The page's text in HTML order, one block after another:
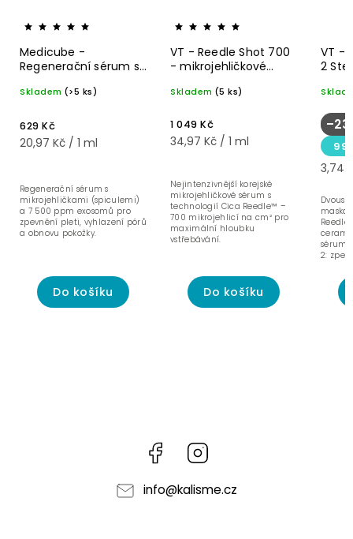
Medicube -
Regenerační sérum s
Day Exosome Shot
30 ml
Skladem (>5 ks)
629 Kč
20,97 Kč / 1 ml
Do košíku
Regenerační sérum s
mikrojehličkami (spiculemi)
a 7 500 ppm exosomů pro
zpevnění pleti, vyhlazení pórů
a obnovu pokožky.
VT - Reedle Shot 700
- mikrojehličkové
Skladem (5 ks)
1 049 Kč
34,97 Kč / 1 ml
Do košíku
Nejintenzivnější korejské
mikrojehličkové sérum s
technologií Cica Reedle™ –
700 mikrojehlicí na cm² pro
maximální hloubku
vstřebávání.
VT -
2
–23
99
3,74
maska
sérum
2:
Facebook
info@kalisme.cz